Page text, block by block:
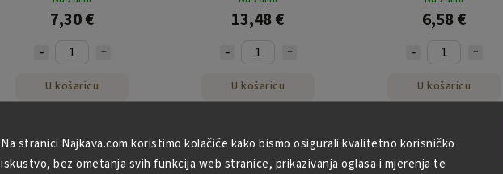
Na stranici Najkava.com koristimo kolačiće kako bismo osigurali kvalitetno korisničko
iskustvo, bez ometanja svih funkcija web stranice, prikazivanja oglasa i mjerenja te
7,30 €
U košaricu
13,48 €
U košaricu
6,58 €
U košaricu
Tip Kodirati: 7833 Akcijski Kodirati:699 Tip